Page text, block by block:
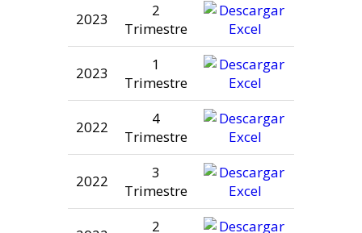
2023
2
Trimestre
2023
1
Trimestre
2022
4
Trimestre
2022
3
Trimestre
2